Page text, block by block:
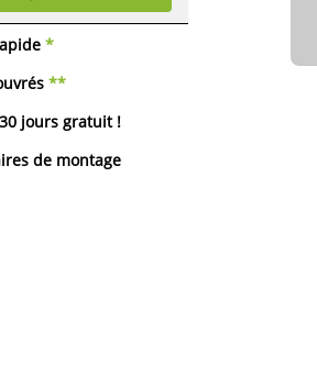
*
**
jours gratuit!
de montage